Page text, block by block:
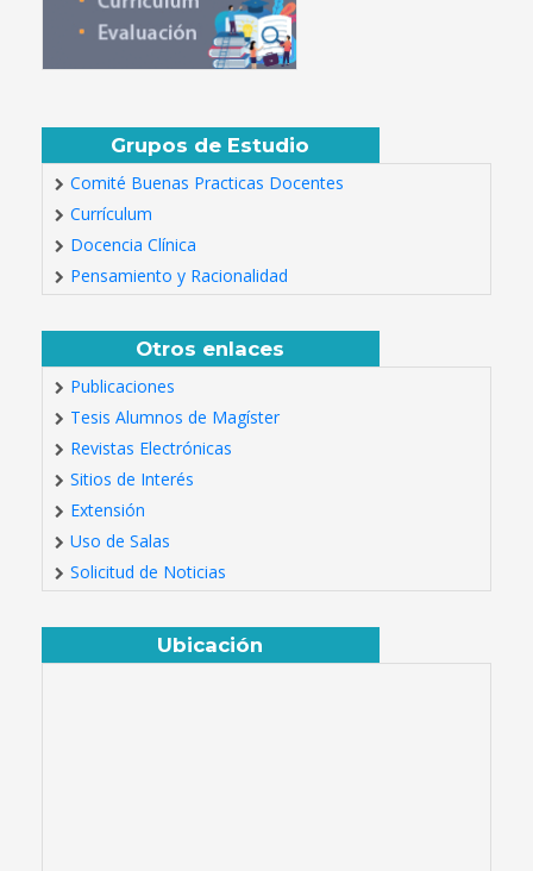
Grupos de Estudio
Comité Buenas Practicas Docentes
Currículum
Docencia Clínica
Pensamiento y Racionalidad
Otros enlaces
Publicaciones
Tesis Alumnos de Magíster
Revistas Electrónicas
Sitios de Interés
Extensión
Uso de Salas
Solicitud de Noticias
Ubicación